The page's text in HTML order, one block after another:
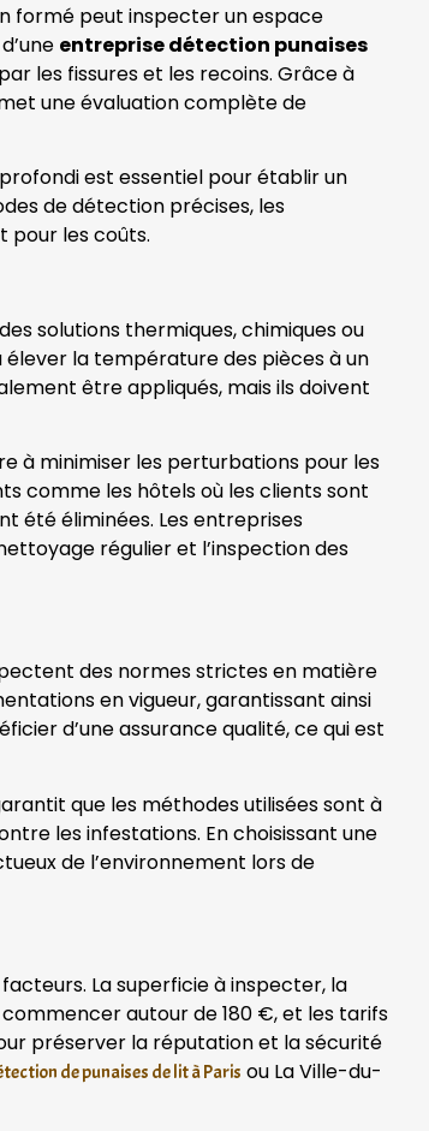
formé peut inspecter un espace
entreprise détection punaises
les fissures et les recoins. Grâce à
une évaluation complète de
est essentiel pour établir un
de détection précises, les
pour les coûts.
solutions thermiques, chimiques ou
élever la température des pièces à un
être appliqués, mais ils doivent
à minimiser les perturbations pour les
comme les hôtels où les clients sont
été éliminées. Les entreprises
régulier et l’inspection des
des normes strictes en matière
en vigueur, garantissant ainsi
d’une assurance qualité, ce qui est
que les méthodes utilisées sont à
les infestations. En choisissant une
de l’environnement lors de
La superficie à inspecter, la
autour de 180 €, et les tarifs
préserver la réputation et la sécurité
de punaises de lit à Paris ou La Ville-du-